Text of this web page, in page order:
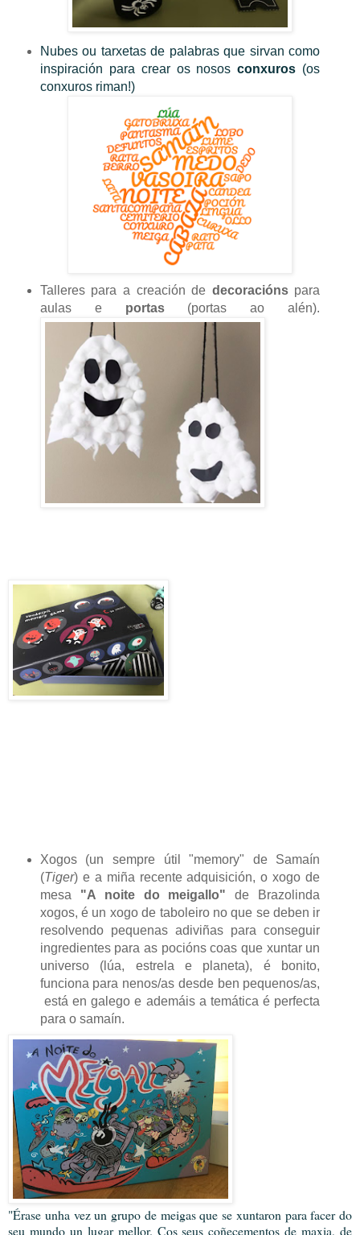
Nubes ou tarxetas de palabras que sirvan como
inspiración para crear os nososconxuros (os
conxuros riman!)
Talleres para a creación de decoraciónspara
aulas e portas(portas ao alén).
Xogos (un sempre útil "memory" de Samaín
(Tiger) e a miña recente adquisición, o xogo de
mesa"A noite do meigallo"de Brazolinda
xogos, é un xogo de taboleiro no que se deben ir
resolvendo pequenas adiviñas para conseguir
ingredientes para as pocións coas que xuntar un
universo (lúa, estrela e planeta), é bonito,
funciona para nenos/as desde ben pequenos/as,
está en galego e ademáis a temática é perfecta
para o samaín.
"Érase unha vez un grupo de meigas que se xuntaron para facer do
seu mundo un lugar mellor. Cos seus coñecementos de maxia, de